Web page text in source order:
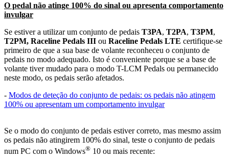
O pedal não atinge 100% do sinal ou apresenta comportamento
invulgar
Se estiver a utilizar um conjunto de pedais T3PA, T2PA, T3PM,
T2PM, Raceline Pedals III ou Raceline Pedals LTE certifique-se
primeiro de que a sua base de volante reconheceu o conjunto de
pedais no modo adequado. Isto é conveniente porque se a base de
volante tiver mudado para o modo T-LCM Pedals ou permanecido
neste modo, os pedais serão afetados.
- Modos de deteção do conjunto de pedais: os pedais não atingem
100% ou apresentam um comportamento invulgar
Se o modo do conjunto de pedais estiver correto, mas mesmo assim
os pedais não atingirem 100% do sinal, teste o conjunto de pedais
num PC com o Windows® 10 ou mais recente: